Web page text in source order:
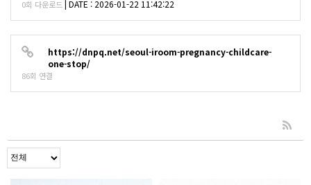
0회 다운로드 | DATE : 2026-01-22 11:42:22
https://dnpq.net/seoul-iroom-pregnancy-childcare-
one-stop/
86회 연결